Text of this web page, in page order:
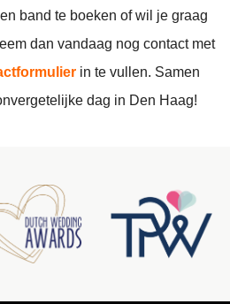
band te boeken of wil je graag
dan vandaag nog contact met
in te vullen. Samen
dag in Den Haag!